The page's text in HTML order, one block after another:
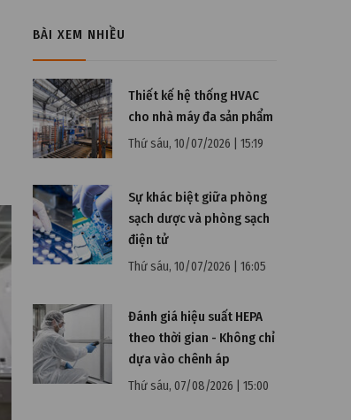
BÀI XEM NHIỀU
Thiết kế hệ thống HVAC
cho nhà máy đa sản phẩm
Thứ sáu, 10/07/2026 | 15:19
Sự khác biệt giữa phòng
sạch dược và phòng sạch
điện tử
Thứ sáu, 10/07/2026 | 16:05
Đánh giá hiệu suất HEPA
theo thời gian - Không chỉ
dựa vào chênh áp
Thứ sáu, 07/08/2026 | 15:00